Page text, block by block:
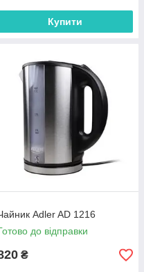
Купити
Adler AD 1216
до відправки
₴